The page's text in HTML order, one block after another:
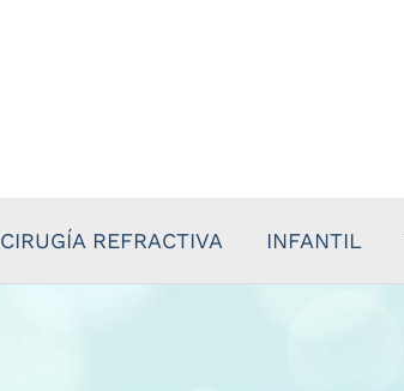
CIRUGÍA REFRACTIVA INFANTIL